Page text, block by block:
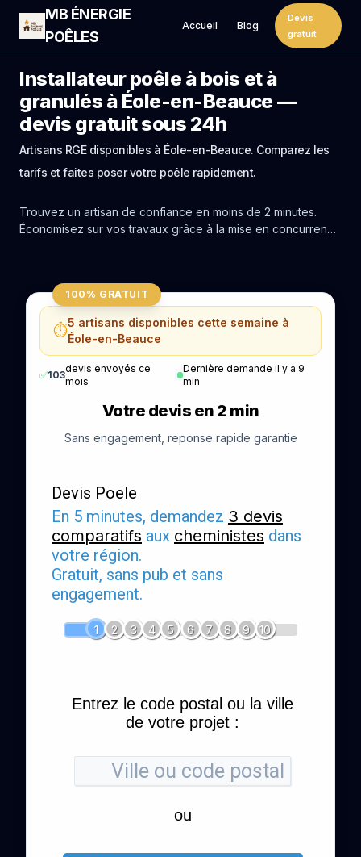
MB ÉNERGIE
POÊLES
Accueil Blog
Devis
gratuit
Installateur poêle à bois et à
granulés à Éole-en-Beauce —
devis gratuit sous 24h
Artisans RGE disponibles à Éole-en-Beauce. Comparez les
tarifs et faites poser votre poêle rapidement.
Trouvez un artisan de confiance en moins de 2 minutes.
Économisez sur vos travaux grâce à la mise en concurrence
100% GRATUIT
⏱️5 artisans disponibles cette semaine à
Éole-en-Beauce
✅103
devis envoyés ce
mois
Dernière demande il y a 9
min
Votre devis en 2 min
Sans engagement, reponse rapide garantie
Devis Poele
En 5 minutes, demandez 3 devis
comparatifs aux cheministes dans
votre région.
Gratuit, sans pub et sans
engagement.
1 2 3 4 5 6 7 8 9 10
Entrez le code postal ou la ville
de votre projet :
ou